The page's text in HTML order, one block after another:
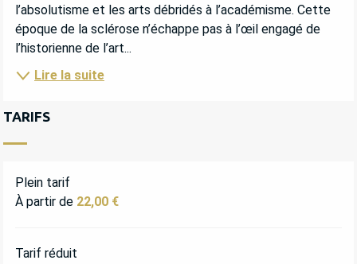
l’absolutisme et les arts débridés à l’académisme. Cette
époque de la sclérose n’échappe pas à l’œil engagé de
l’historienne de l’art...
Lire la suite
TARIFS
Plein tarif
À partir de 22,00 €
Tarif réduit